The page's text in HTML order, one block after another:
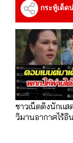
กระทู้เด็ด
ชาวเน็ตติงนักแส
วิมานอากาศไร้อิ